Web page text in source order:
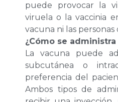
puede provocar la
viruela o la vaccinia
vacuna ni las
¿Cómo se administra
La vacuna puede
subcutánea o
preferencia del
Ambos tipos de